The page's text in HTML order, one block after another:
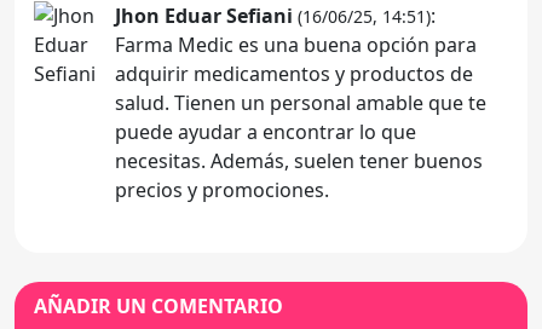
Jhon Eduar Sefiani (16/06/25, 14:51):
Farma Medic es una buena opción para
adquirir medicamentos y productos de
salud. Tienen un personal amable que te
puede ayudar a encontrar lo que
necesitas. Además, suelen tener buenos
precios y promociones.
AÑADIR UN COMENTARIO